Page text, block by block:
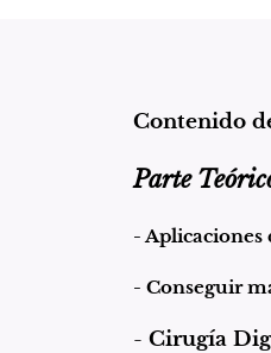
Contenido
Parte
- Aplicaciones
- Conseguir
- Cirugía